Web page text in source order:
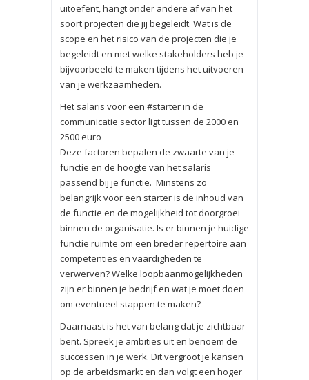
uitoefent, hangt onder andere af van het
soort projecten die jij begeleidt. Wat is de
scope en het risico van de projecten die je
begeleidt en met welke stakeholders heb je
bijvoorbeeld te maken tijdens het uitvoeren
van je werkzaamheden.
Het salaris voor een #starter in de
communicatie sector ligt tussen de 2000 en
2500 euro
Deze factoren bepalen de zwaarte van je
functie en de hoogte van het salaris
passend bij je functie. Minstens zo
belangrijk voor een starter is de inhoud van
de functie en de mogelijkheid tot doorgroei
binnen de organisatie. Is er binnen je huidige
functie ruimte om een breder repertoire aan
competenties en vaardigheden te
verwerven? Welke loopbaanmogelijkheden
zijn er binnen je bedrijf en wat je moet doen
om eventueel stappen te maken?
Daarnaast is het van belang dat je zichtbaar
bent. Spreek je ambities uit en benoem de
successen in je werk. Dit vergroot je kansen
op de arbeidsmarkt en dan volgt een hoger